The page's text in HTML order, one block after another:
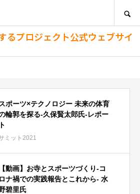
るプロジェクト公式ウェブサイ
スポーツ×テクノロジー 未来の体育
輪郭を探る-久保賢太郎氏-レポー
ト
ミット2021
【動画】お寺とスポーツづくり-コ
ロナ禍での実践報告とこれから- 水
碧里氏